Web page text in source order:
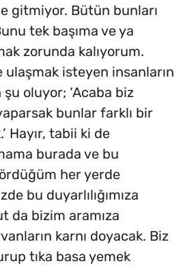
gitmiyor. Bütün bunları
tek başıma ve ya
zorunda kalıyorum.
ulaşmak isteyen insanların
oluyor; ‘Acaba biz
bunlar farklı bir
Hayır, tabii ki de
burada ve bu
her yerde
bu duyarlılığımıza
da bizim aramıza
karnı doyacak. Biz
tıka basa yemek